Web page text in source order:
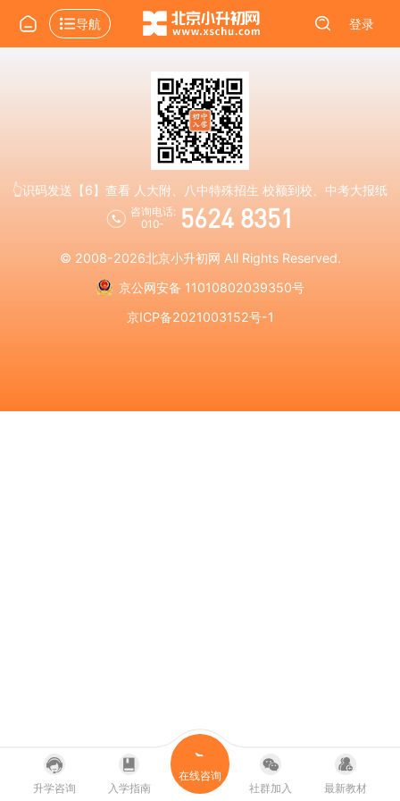
导航 登录
👆识码发送【6】查看 人大附、八中特殊招生 校额到校、中考大报纸
咨询电话:
010-
5624 8351
© 2008-2026北京小升初网 All Rights Reserved.
京公网安备 11010802039350号
京ICP备2021003152号-1
升学咨询 入学指南
在线咨询
社群加入
最新教材